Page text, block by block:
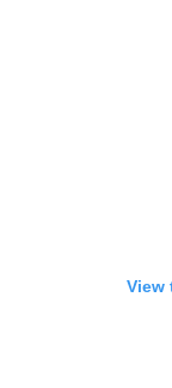
View